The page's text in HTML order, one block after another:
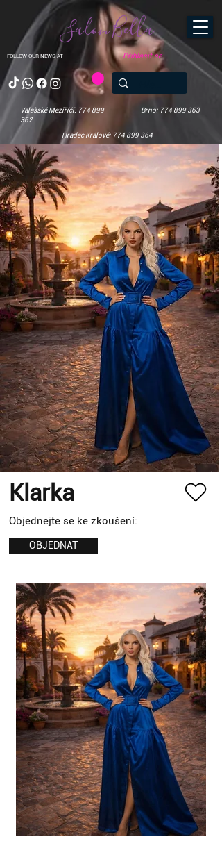
FOLLOW OUR NEWS AT
Salon Bella
Valašské Meziříčí: 774 899
362
Brno: 774 899 363
Hradec Králové: 774 899 364
Přihlásit se
Klarka
Objednejte se ke zkoušení:
OBJEDNAT